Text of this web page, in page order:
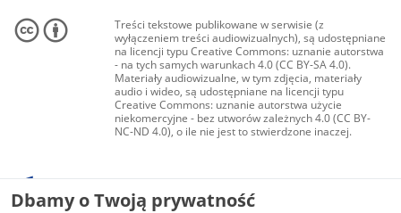
Treści tekstowe publikowane w serwisie (z
wyłączeniem treści audiowizualnych), są udostępniane
na licencji typu Creative Commons: uznanie autorstwa
- na tych samych warunkach 4.0 (CC BY-SA 4.0).
Materiały audiowizualne, w tym zdjęcia, materiały
audio i wideo, są udostępniane na licencji typu
Creative Commons: uznanie autorstwa użycie
niekomercyjne - bez utworów zależnych 4.0 (CC BY-
NC-ND 4.0), o ile nie jest to stwierdzone inaczej.
Dbamy o Twoją prywatność